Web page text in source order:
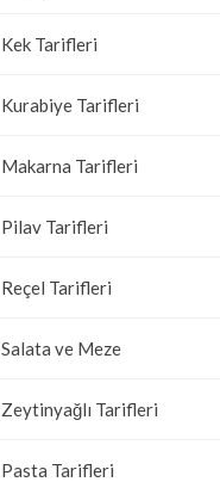
Kek Tarifleri
Kurabiye Tarifleri
Makarna Tarifleri
Pilav Tarifleri
Reçel Tarifleri
Salata ve Meze
Zeytinyağlı Tarifleri
Pasta Tarifleri